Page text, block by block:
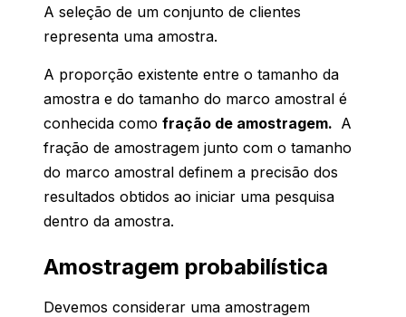
A seleção de um conjunto de clientes
representa uma amostra.
A proporção existente entre o tamanho da
amostra e do tamanho do marco amostral é
conhecida como fração de amostragem. A
fração de amostragem junto com o tamanho
do marco amostral definem a precisão dos
resultados obtidos ao iniciar uma pesquisa
dentro da amostra.
Amostragem probabilística
Devemos considerar uma amostragem